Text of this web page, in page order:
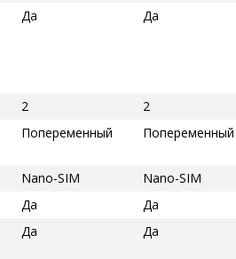
Да Да
2
2
Попеременный Попеременный
Nano-SIM
Nano-SIM
Да
Да
Да Да